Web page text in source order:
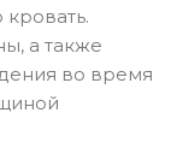
а также
во время